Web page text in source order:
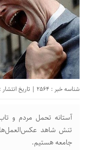
شناسه خبر : 2564 | تاریخ انتشار : 02 مرداد 1401 - 1:35 |
آستانه تحمل مردم و
تنش شاهد
جامعه هستیم.